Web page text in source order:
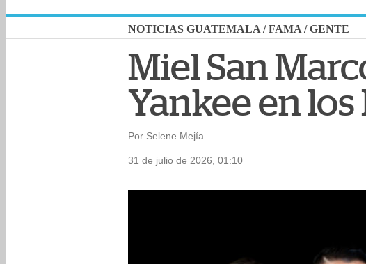
NOTICIAS GUATEMALA /FAMA /GENTE
Miel San
Yankee en
Por Selene Mejía
31 de julio de 2026, 01:10